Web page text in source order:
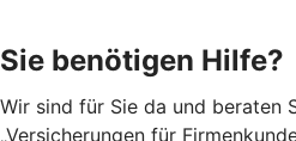
Sie benötigen Hilfe?
Wir sind für Sie da und beraten
„Versicherungen für